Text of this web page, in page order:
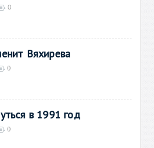
0
Вяхирева
0
в 1991 год
0